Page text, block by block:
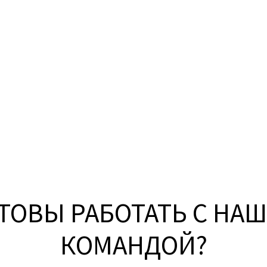
РАБОТАТЬ С
КОМАНДОЙ?